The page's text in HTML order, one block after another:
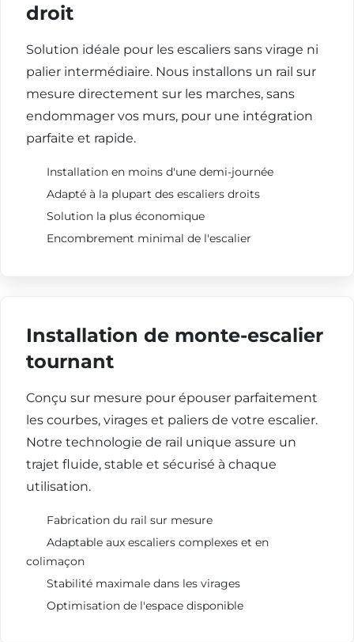
droit
Solution idéale pour les escaliers sans virage ni
palier intermédiaire. Nous installons un rail sur
mesure directement sur les marches, sans
endommager vos murs, pour une intégration
parfaite et rapide.
Installation en moins d'une demi-journée
Adapté à la plupart des escaliers droits
Solution la plus économique
Encombrement minimal de l'escalier
Installation de monte-escalier
tournant
Conçu sur mesure pour épouser parfaitement
les courbes, virages et paliers de votre escalier.
Notre technologie de rail unique assure un
trajet fluide, stable et sécurisé à chaque
utilisation.
Fabrication du rail sur mesure
Adaptable aux escaliers complexes et en
colimaçon
Stabilité maximale dans les virages
Optimisation de l'espace disponible